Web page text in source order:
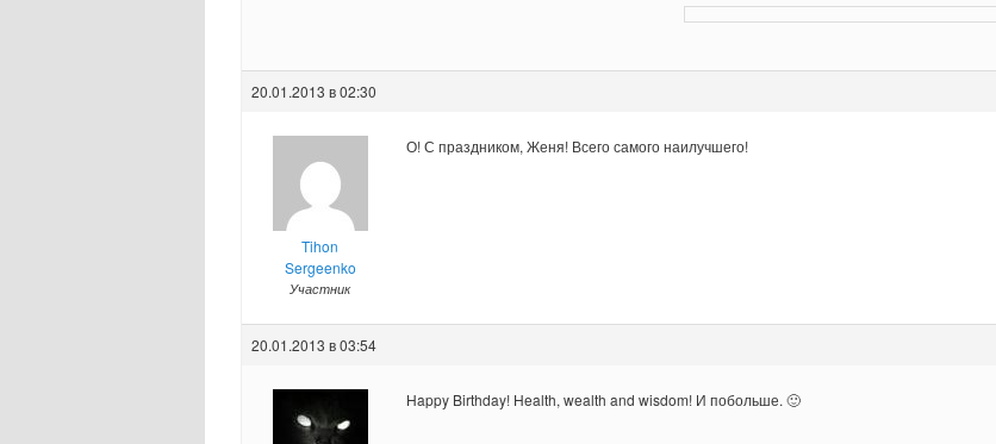
20.01.2013 в 02:30
Tihon
Sergeenko
Участник
О! С праздником, Женя! Всего самого наилучшего!
20.01.2013 в 03:54
Happy Birthday! Health, wealth and wisdom! И побольше. 🙂